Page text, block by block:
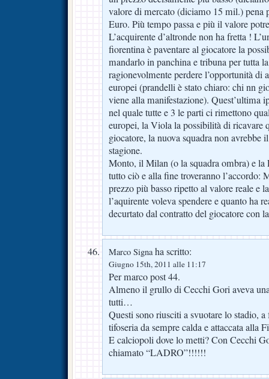
valore di mercato (diciamo 15 mil.) pena
Euro. Più tempo passa e più il valore
L’acquirente d’altronde non ha fretta !
fiorentina è paventare al giocatore la
mandarlo in panchina e tribuna per tutta
ragionevolmente perdere l’opportunità di
europei (prandelli è stato chiaro: chi nn
viene alla manifestazione). Quest’ultima
nel quale tutte e 3 le parti ci rimettono
europei, la Viola la possibilità di ricavare
giocatore, la nuova squadra non avrebbe
stagione.
Monto, il Milan (o la squadra ombra) e la
tutto ciò e alla fine troveranno l’accordo:
prezzo più basso ripetto al valore reale e
l’aquirente voleva spendere e quanto ha
decurtato dal contratto del giocatore con
Marco Signaha scritto:
Giugno 15th, 2011 alle 11:17
Per marco post 44.
Almeno il grullo di Cecchi Gori aveva
tutti…
Questi sono riusciti a svuotare lo stadio,
tifoseria da sempre calda e attaccata alla
E calciopoli dove lo metti? Con Cecchi
chiamato “LADRO”!!!!!!